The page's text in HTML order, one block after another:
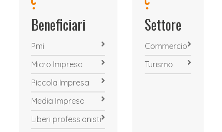
Beneficiari
Pmi
Micro Impresa
Piccola Impresa
Media Impresa
Liberi professionisti
Settore
Commercio
Turismo